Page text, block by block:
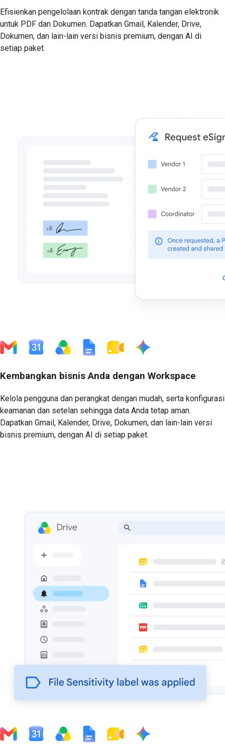
Efisienkan pengelolaan kontrak dengan tanda tangan elektronik
untuk PDF dan Dokumen. Dapatkan Gmail, Kalender, Drive,
Dokumen, dan lain-lain versi bisnis premium, dengan AI di
setiap paket.
Kembangkan bisnis Anda dengan Workspace
Kelola pengguna dan perangkat dengan mudah, serta konfigurasi
keamanan dan setelan sehingga data Anda tetap aman.
Dapatkan Gmail, Kalender, Drive, Dokumen, dan lain-lain versi
bisnis premium, dengan AI di setiap paket.